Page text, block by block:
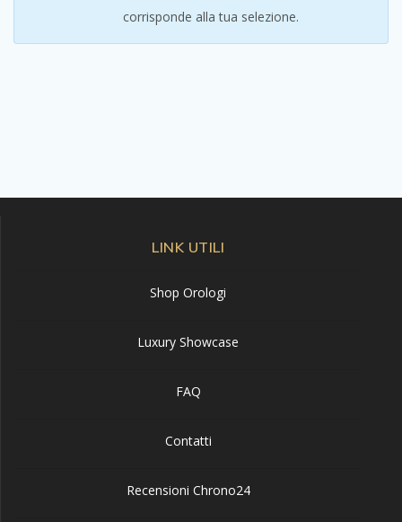
corrisponde alla tua selezione.
LINK UTILI
Shop Orologi
Luxury Showcase
FAQ
Contatti
Recensioni Chrono24